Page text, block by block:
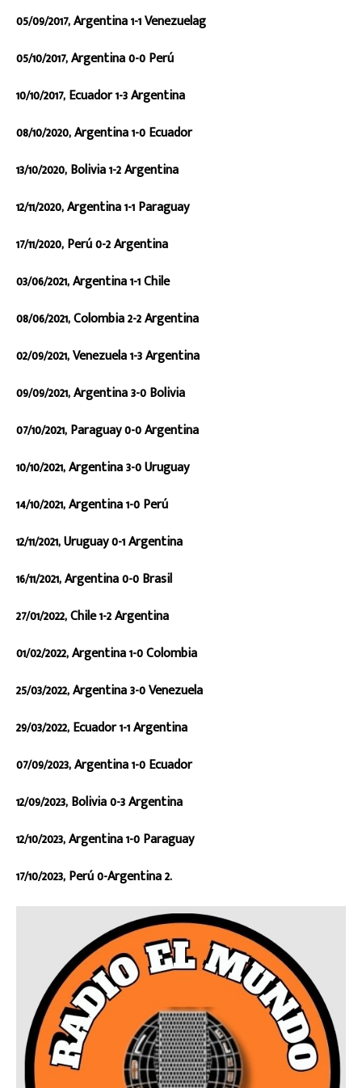
05/09/2017, Argentina 1-1 Venezuelag
05/10/2017, Argentina 0-0 Perú
10/10/2017, Ecuador 1-3 Argentina
08/10/2020, Argentina 1-0 Ecuador
13/10/2020, Bolivia 1-2 Argentina
12/11/2020, Argentina 1-1 Paraguay
17/11/2020, Perú 0-2 Argentina
03/06/2021, Argentina 1-1 Chile
08/06/2021, Colombia 2-2 Argentina
02/09/2021, Venezuela 1-3 Argentina
09/09/2021, Argentina 3-0 Bolivia
07/10/2021, Paraguay 0-0 Argentina
10/10/2021, Argentina 3-0 Uruguay
14/10/2021, Argentina 1-0 Perú
12/11/2021, Uruguay 0-1 Argentina
16/11/2021, Argentina 0-0 Brasil
27/01/2022, Chile 1-2 Argentina
01/02/2022, Argentina 1-0 Colombia
25/03/2022, Argentina 3-0 Venezuela
29/03/2022, Ecuador 1-1 Argentina
07/09/2023, Argentina 1-0 Ecuador
12/09/2023, Bolivia 0-3 Argentina
12/10/2023, Argentina 1-0 Paraguay
17/10/2023, Perú 0-Argentina 2.